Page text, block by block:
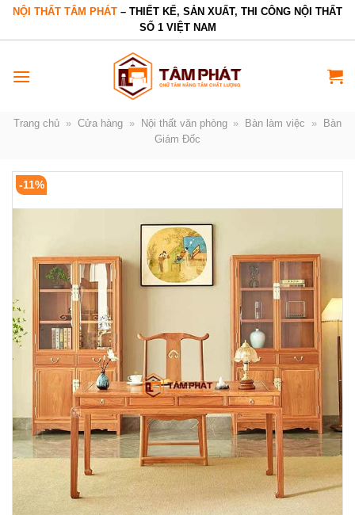
Bỏ
dung
NỘI THẤT TÂM PHÁT – THIẾT KẾ, SẢN XUẤT, THI CÔNG NỘI THẤT
SỐ 1 VIỆT NAM
Trang chủ » Cửa hàng » Nội thất văn phòng » Bàn làm việc »
Bàn
Giám Đốc
-11%